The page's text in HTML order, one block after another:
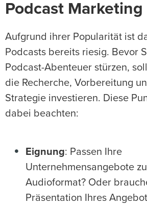
Podcast Marketing
Aufgrund ihrer Popularität ist
Podcasts bereits riesig. Bevor
Podcast-Abenteuer stürzen,
die Recherche, Vorbereitung
Strategie investieren. Diese
dabei beachten:
Eignung: Passen Ihre
Unternehmensangebote
Audioformat? Oder
Präsentation Ihres